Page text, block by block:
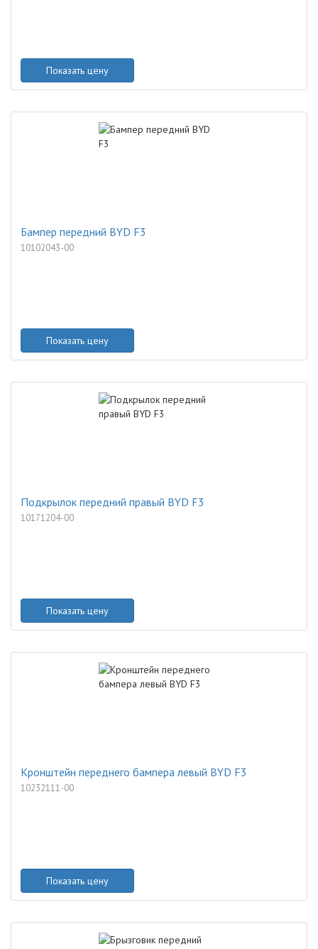
Показать цену
Бампер передний BYD F3
10102043-00
Показать цену
Подкрылок передний правый BYD F3
10171204-00
Показать цену
Кронштейн переднего бампера левый BYD F3
10232111-00
Показать цену